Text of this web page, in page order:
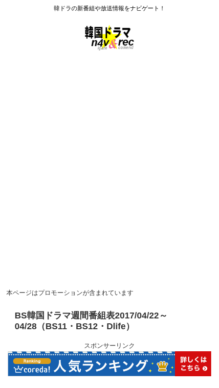
韓ドラの新番組や放送情報をナビゲート！
本ページはプロモーションが含まれています
BS韓国ドラマ週間番組表2017/04/22～
04/28（BS11・BS12・Dlife）
スポンサーリンク